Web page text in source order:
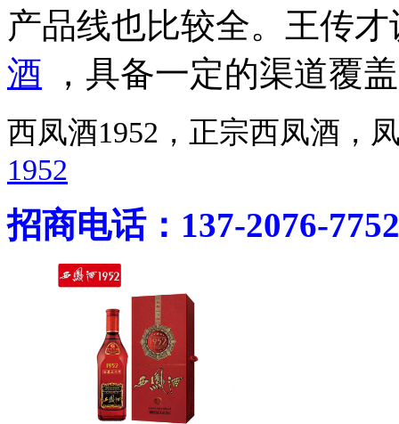
产品线也比较全。王传
酒 ，具备一定的渠道覆
西凤酒1952，正宗西凤酒
1952
招商电话：137-2076-7752